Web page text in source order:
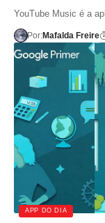
YouTube Music é a
Por:Mafalda Freire
APP DO DIA